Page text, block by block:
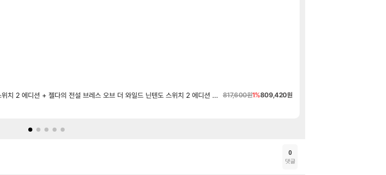
닌텐도 스위치 2 본체 + 젤다의 전설 티어스 오브 더 킹덤 닌텐도 스위치 2 에디션 + 젤다의 전설 브레스 오브 더 와일드 닌텐도 스위치 2 에디션 번들 817,600원1%809,420원
0
댓글